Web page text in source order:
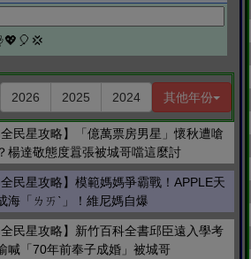
2026 2025 2024 其他年份
全民星攻略】「億萬票房男星」懷秋遭嗆
楊達敬態度囂張被城哥噹這麼討
全民星攻略】模範媽媽爭霸戰！APPLE天
海「ㄌㄞˋ」！維尼媽自爆
全民星攻略】新竹百科全書邱臣遠入學考
喊「70年前奉子成婚」被城哥